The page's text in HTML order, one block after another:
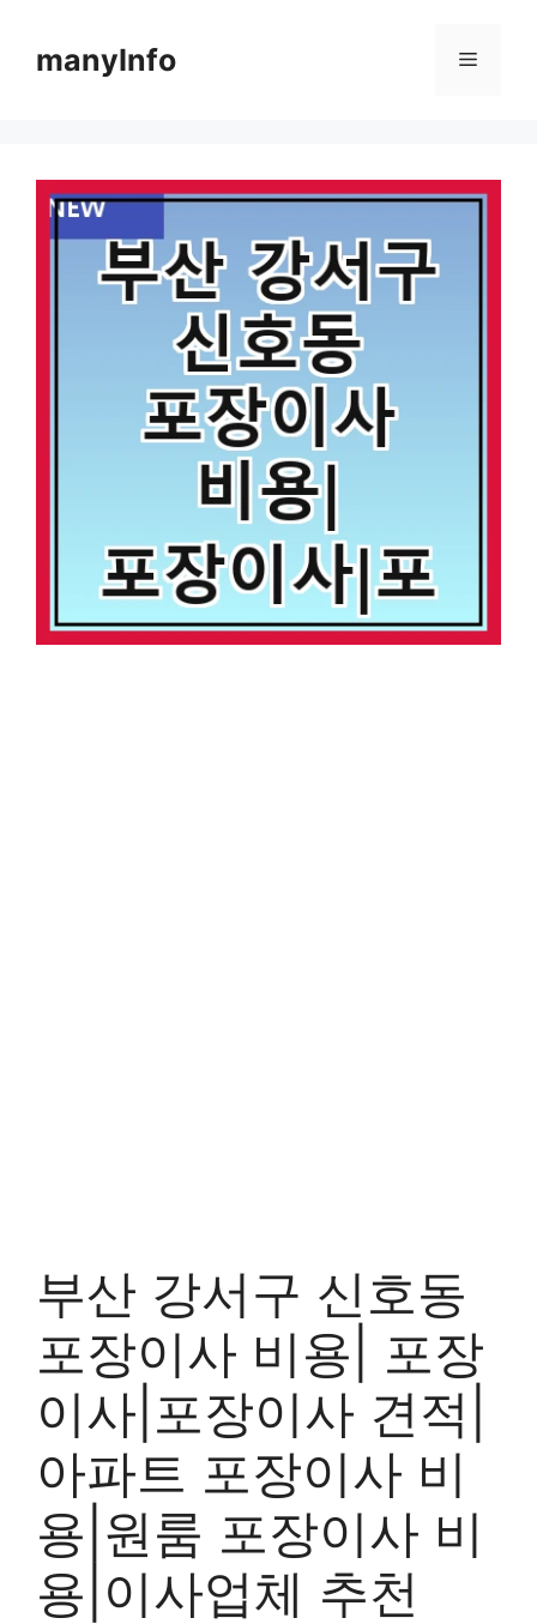
manyInfo 메
부산 강서구 신호동
포장이사 비용| 포장
이사|포장이사 견적|
아파트 포장이사 비
용|원룸 포장이사 비
용|이사업체 추천